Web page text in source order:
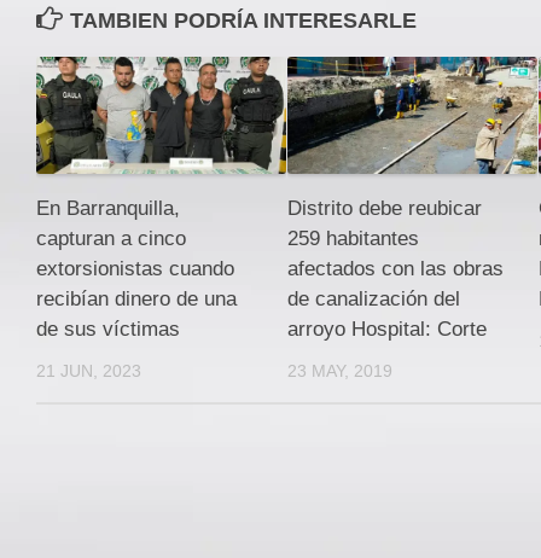
TAMBIEN PODRÍA INTERESARLE
En Barranquilla,
capturan a cinco
extorsionistas cuando
recibían dinero de una
de sus víctimas
21 JUN, 2023
Distrito debe reubicar
259 habitantes
afectados con las obras
de canalización del
arroyo Hospital: Corte
23 MAY, 2019